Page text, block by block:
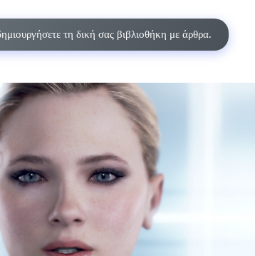
τη δική σας βιβλιοθήκη με άρθρα.